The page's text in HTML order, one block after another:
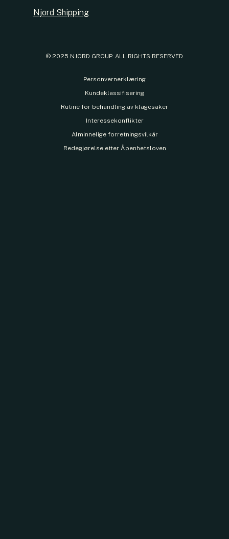
Njord Shipping
© 2025 NJORD GROUP. ALL RIGHTS RESERVED
Personvernerklæring
Kundeklassifisering
Rutine for behandling av klagesaker
Interessekonflikter
Alminnelige forretningsvilkår
Redegjørelse etter Åpenhetsloven